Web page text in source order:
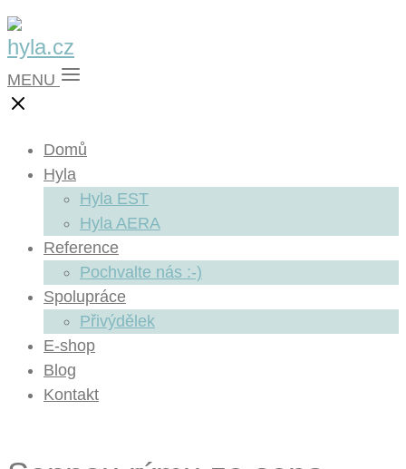
MENU
Domů
Hyla
Hyla EST
Hyla AERA
Reference
Pochvalte nás :-)
Spolupráce
Přivýdělek
E-shop
Blog
Kontakt